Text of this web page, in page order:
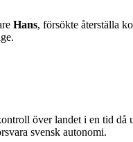
Hans, försökte återställa
över landet i en tid då
svensk autonomi.